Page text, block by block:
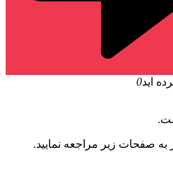
اید0
صفحات زیر مراجعه نمایید.